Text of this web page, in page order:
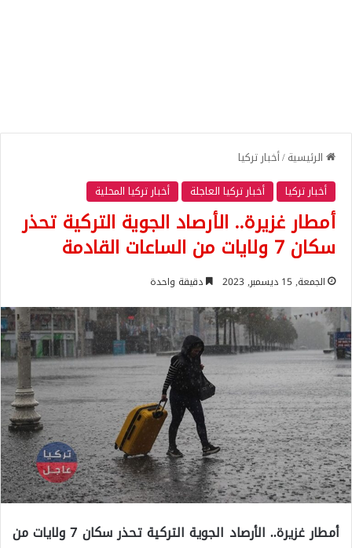
الرئيسية/أخبار تركيا
أخبار تركيا
أخبار تركيا العاجلة أخبار تركيا المحلية
أمطار غزيرة.. الأرصاد الجوية التركية تحذر
سكان 7 ولايات من الساعات القادمة
الجمعة, 15 ديسمبر, 2023 دقيقة واحدة
أمطار غزيرة.. الأرصاد الجوية التركية تحذر سكان 7 ولايات من